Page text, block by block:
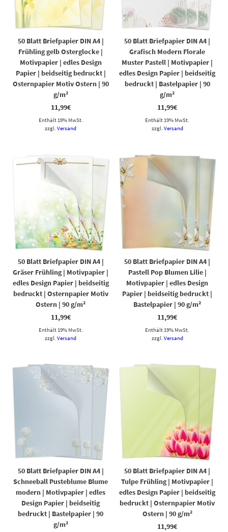
50 Blatt Briefpapier DIN A4 |
Frühling gelb Osterglocke |
Motivpapier | edles Design
Papier | beidseitig bedruckt |
Osternpapier Motiv Ostern | 90
g/m²
11,99€
Enthält 19% MwSt.
zzgl.Versand
50 Blatt Briefpapier DIN A4 |
Grafisch Modern Florale
Muster Pastell | Motivpapier |
edles Design Papier | beidseitig
bedruckt | Bastelpapier | 90
g/m²
11,99€
Enthält 19% MwSt.
zzgl. Versand
50 Blatt Briefpapier DIN A4 |
Gräser Frühling | Motivpapier |
edles Design Papier | beidseitig
bedruckt | Osternpapier Motiv
Ostern | 90 g/m²
11,99€
Enthält 19% MwSt.
zzgl.Versand
50 Blatt Briefpapier DIN A4 |
Pastell Pop Blumen Lilie |
Motivpapier | edles Design
Papier | beidseitig bedruckt |
Bastelpapier | 90 g/m²
11,99€
Enthält 19% MwSt.
zzgl. Versand
50 Blatt Briefpapier DIN A4 |
Schneeball Pusteblume Blume
modern | Motivpapier | edles
Design Papier | beidseitig
bedruckt | Bastelpapier | 90
g/m²
50 Blatt Briefpapier DIN A4 |
Tulpe Frühling | Motivpapier |
edles Design Papier | beidseitig
bedruckt | Osternpapier Motiv
Ostern | 90 g/m²
11,99€